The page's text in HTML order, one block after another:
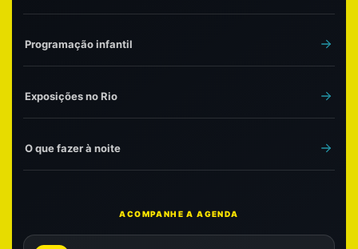
Programação infantil
Exposições no Rio
O que fazer à noite
ACOMPANHE A AGENDA